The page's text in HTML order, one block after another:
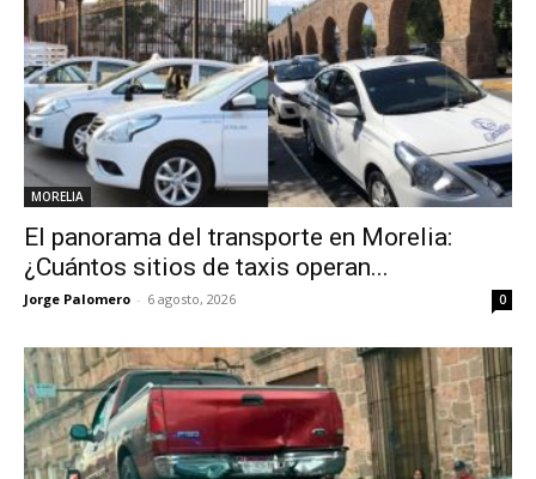
MORELIA
El panorama del transporte en Morelia:
¿Cuántos sitios de taxis operan...
Jorge Palomero - 6 agosto, 2026 0